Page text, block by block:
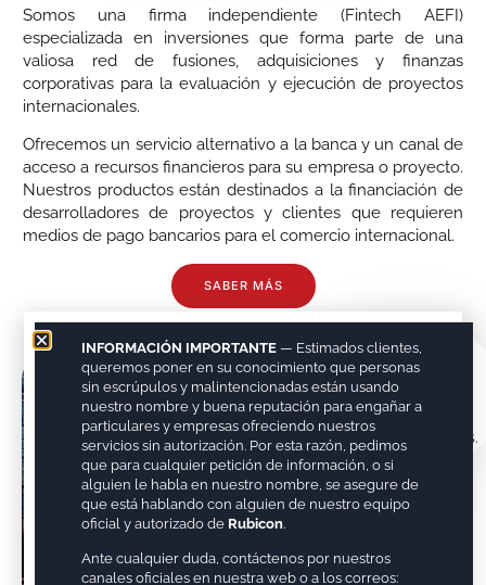
Somos una firma independiente (Fintech AEFI)
especializada en inversiones que forma parte de una
valiosa red de fusiones, adquisiciones y finanzas
corporativas para la evaluación y ejecución de proyectos
internacionales.
Ofrecemos un servicio alternativo a la banca y un canal de
acceso a recursos financieros para su empresa o proyecto.
Nuestros productos están destinados a la financiación de
desarrolladores de proyectos y clientes que requieren
medios de pago bancarios para el comercio internacional.
SABER MÁS
Líder en
financiación
alternativa
para proyectos y
reestructuraciones.
INFORMACIÓN IMPORTANTE — Estimados clientes,
queremos poner en su conocimiento que personas
sin escrúpulos y malintencionadas están usando
nuestro nombre y buena reputación para engañar a
particulares y empresas ofreciendo nuestros
servicios sin autorización. Por esta razón, pedimos
que para cualquier petición de información, o si
alguien le habla en nuestro nombre, se asegure de
que está hablando con alguien de nuestro equipo
oficial y autorizado de Rubicon.
Ante cualquier duda, contáctenos por nuestros
canales oficiales en nuestra web o a los correos: